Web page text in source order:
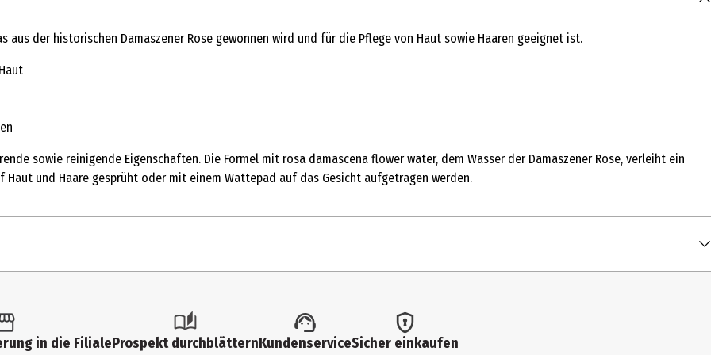
aus der historischen Damaszener Rose gewonnen wird und für die Pflege von Haut sowie Haaren geeignet ist.
sowie reinigende Eigenschaften. Die Formel mit rosa damascena flower water, dem Wasser der Damaszener Rose, verleiht ein
und Haare gesprüht oder mit einem Wattepad auf das Gesicht aufgetragen werden.
in die FilialeProspekt durchblätternKundenserviceSicher einkaufen